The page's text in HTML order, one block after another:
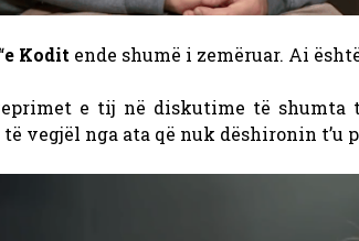
e Kodit ende shumë i zemëruar. Ai
e tij në diskutime të shumta
vegjël nga ata që nuk dëshironin t’u